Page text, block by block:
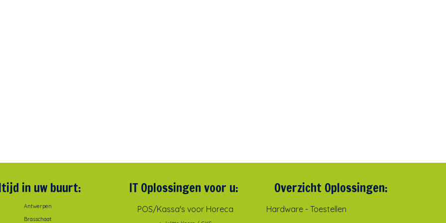
in uw buurt:
Antwerpen
Brasschaat
IT Oplossingen voor u:
POS/Kassa's voor Horeca
Overzicht Oplossingen:
Hardware - Toestellen